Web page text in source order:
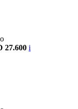
27.600 i